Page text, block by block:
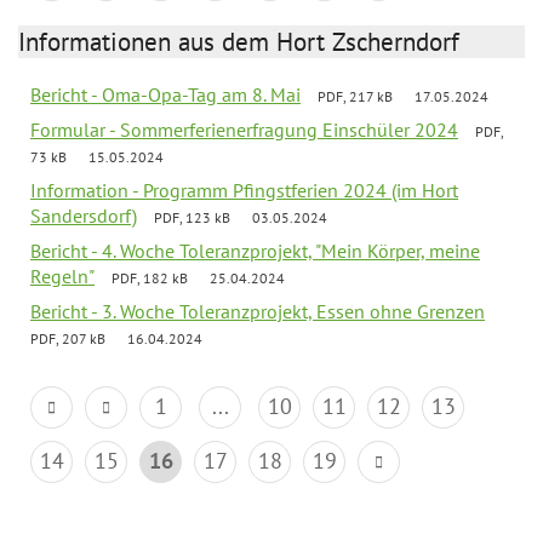
Informationen aus dem Hort Zscherndorf
Bericht - Oma-Opa-Tag am 8. Mai PDF, 217 kB 17.05.2024
Formular - Sommerferienerfragung Einschüler 2024
PDF,
73 kB
15.05.2024
Information - Programm Pfingstferien 2024 (im Hort
Sandersdorf)
PDF, 123 kB 03.05.2024
Bericht - 4. Woche Toleranzprojekt, "Mein Körper, meine
Regeln"
PDF, 182 kB 25.04.2024
Bericht - 3. Woche Toleranzprojekt, Essen ohne Grenzen
PDF, 207 kB 16.04.2024
1 ... 10 11 12
13
14
15 16 17 18 19